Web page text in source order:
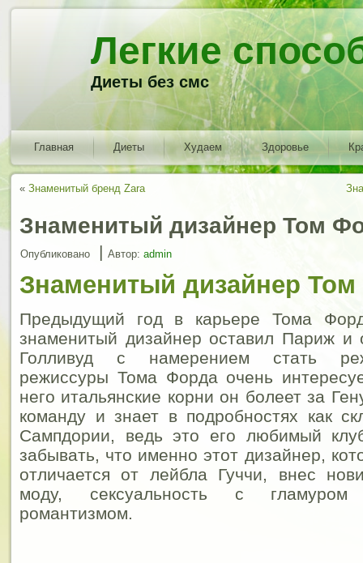
Легкие
Диеты без смс
Главная Диеты Худаем Здоровье
« Знаменитый бренд Zara
Знаменитый дизайнер Том
Опубликовано | Автор: admin
Знаменитый дизайнер
Предыдущий год в карьере Тома
знаменитый дизайнер оставил Париж и
Голливуд с намерением стать
режиссуры Тома Форда очень
него итальянские корни он болеет за
команду и знает в подробностях как
Сампдории, ведь это его любимый
забывать, что именно этот дизайнер,
отличается от лейбла Гуччи, внес
моду, сексуальность с
романтизмом.